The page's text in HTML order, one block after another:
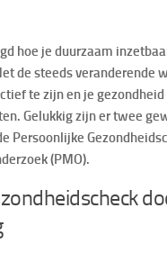
hoe je duurzaam
de steeds veranderende
te zijn en je
Gelukkig zijn er twee
Persoonlijke
(PMO).